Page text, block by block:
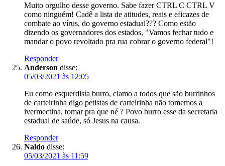
Muito orgulho desse governo. Sabe fazer CTRL C CTRL V
como ninguém! Cadê a lista de atitudes, reais e eficazes de
combate ao vírus, do governo estadual??? Como estão
dizendo os governadores dos estados, "Vamos fechar tudo e
mandar o povo revoltado pra rua cobrar o governo federal"!
Responder
Anderson disse:
05/03/2021 às 12:05
Eu como esquerdista burro, clamo a todos que são burrinhos
de carteirinha digo petistas de carteirinha não tomemos a
ivermectina, tomar pra que né ? Povo burro esse da secretaria
estadual de saúde, só Jesus na causa.
Responder
Naldo disse:
05/03/2021 às 11:59